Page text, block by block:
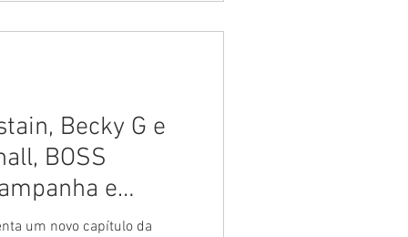
Becky G e
BOSS
e
feminilidade
um novo capítulo da